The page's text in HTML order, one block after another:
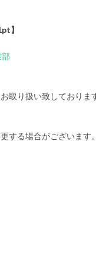
】
取り扱い致しておりま
する場合がございます